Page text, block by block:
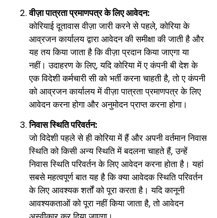
वीज़ा पात्रता प्रमाणपत्र के लिए आवेदन:
कोरियाई दूतावास वीज़ा जारी करने से पहले, कोरिया के
आव्रजन कार्यालय द्वारा आवेदन की समीक्षा की जाती है और
यह तय किया जाता है कि वीज़ा प्रदान किया जाएगा या
नहीं। उदाहरण के लिए, यदि कोरिया में ए कंपनी बी देश के
एक विदेशी कर्मचारी सी को भर्ती करना चाहती है, तो ए कंपनी
को आव्रजन कार्यालय में वीज़ा पात्रता प्रमाणपत्र के लिए
आवेदन करना होगा और अनुमोदन प्राप्त करना होगा।
निवास स्थिति परिवर्तन:
जो विदेशी पहले से ही कोरिया में हैं और अपनी वर्तमान निवास
स्थिति को किसी अन्य स्थिति में बदलना चाहते हैं, उन्हें
निवास स्थिति परिवर्तन के लिए आवेदन करना होता है। यहां
सबसे महत्वपूर्ण बात यह है कि क्या आवेदक स्थिति परिवर्तन
के लिए आवश्यक शर्तों को पूरा करता है। यदि कानूनी
आवश्यकताओं को पूरा नहीं किया जाता है, तो आवेदन